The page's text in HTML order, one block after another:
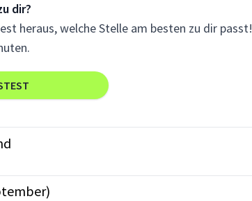
dir?
heraus, welche Stelle am besten zu dir passt!